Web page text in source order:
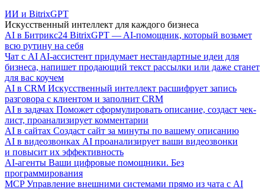
ИИ и BitrixGPT
Искусственный интеллект для каждого бизнеса
AI в Битрикс24 BitrixGPT — AI-помощник, который возьмет
всю рутину на себя
Чат с AI AI-ассистент придумает нестандартные идеи для
бизнеса, напишет продающий текст рассылки или даже станет
для вас коучем
AI в CRM Искусственный интеллект расшифрует запись
разговора с клиентом и заполнит CRM
AI в задачах Поможет сформулировать описание, создаст чек-
лист, проанализирует комментарии
AI в сайтах Создаст сайт за минуты по вашему описанию
AI в видеозвонках AI проанализирует ваши видеозвонки
и повысит их эффективность
AI-агенты Ваши цифровые помощники. Без
программирования
MCP Управление внешними системами прямо из чата с AI